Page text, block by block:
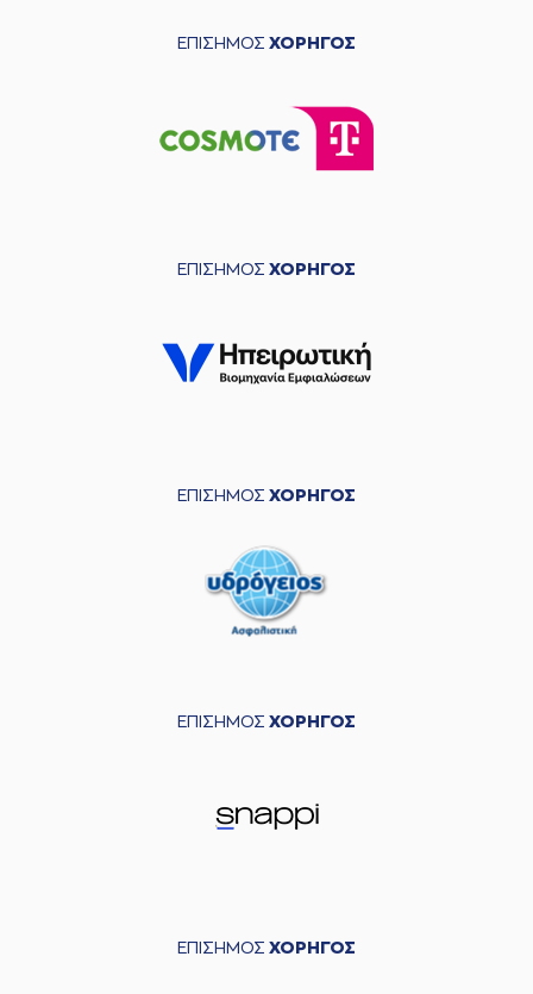
ΕΠΙΣΗΜΟΣ ΧΟΡΗΓΟΣ
ΕΠΙΣΗΜΟΣ ΧΟΡΗΓΟΣ
ΕΠΙΣΗΜΟΣ ΧΟΡΗΓΟΣ
ΕΠΙΣΗΜΟΣ ΧΟΡΗΓΟΣ
ΕΠΙΣΗΜΟΣ ΧΟΡΗΓΟΣ